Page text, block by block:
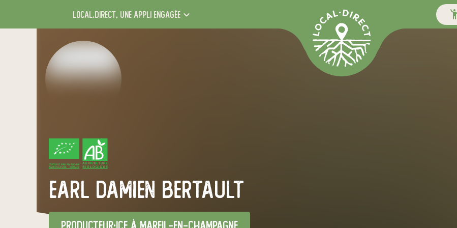
local.direct, une appli engagée
earl damien bertault
CERTIFIÉ PAR FR-BIO-09
AGRICULTURE FRANCE